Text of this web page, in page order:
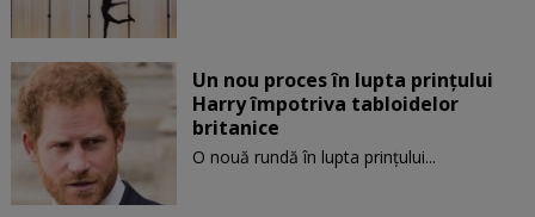
Un nou proces în lupta prinţului
Harry împotriva tabloidelor
britanice
O nouă rundă în lupta prinţului...